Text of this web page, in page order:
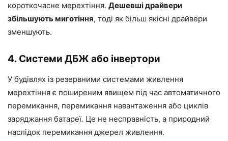
короткочасне мерехтіння. Дешевші драйвери
збільшують миготіння, тоді як більш якісні драйвери
зменшують.
4. Системи ДБЖ або інвертори
У будівлях із резервними системами живлення
мерехтіння є поширеним явищем під час автоматичного
перемикання, перемикання навантаження або циклів
заряджання батареї. Це не несправність, а природний
наслідок перемикання джерел живлення.